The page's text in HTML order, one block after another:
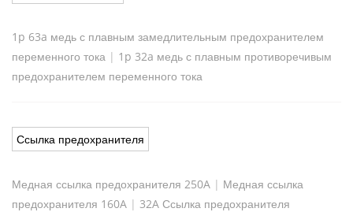
1p 63a медь с плавным замедлительным предохранителем
переменного тока | 1p 32a медь с плавным противоречивым
предохранителем переменного тока
Ссылка предохранителя
Медная ссылка предохранителя 250A | Медная ссылка
предохранителя 160A | 32A Ссылка предохранителя